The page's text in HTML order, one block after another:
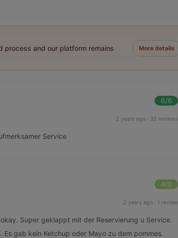
process and our platform remains
More details
6/6
2 years ago · 32 reviews
Service
4/6
2 years ago · 1 review
Super geklappt mit der Reservierung u Service.
gab kein Ketchup oder Mayo zu dem pommes.